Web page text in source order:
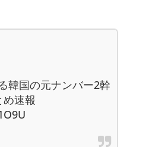
韓国の元ナンバー2幹
速報